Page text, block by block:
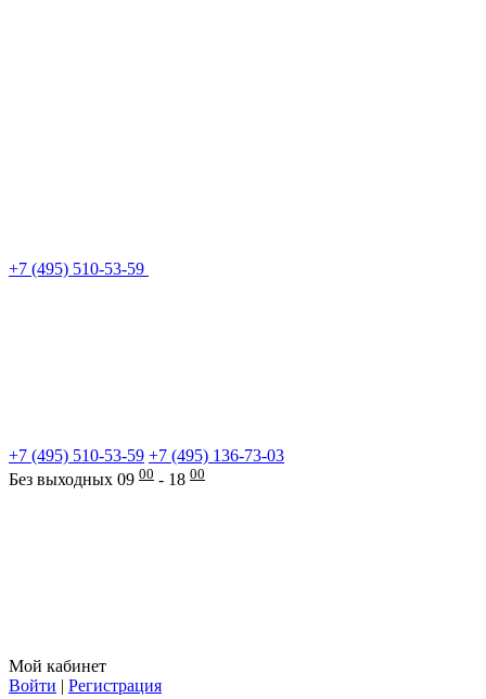
+7 (495) 510-53-59
+7 (495) 510-53-59 +7 (495) 136-73-03
Без выходных 09 00 - 18 00
Мой кабинет
Войти | Регистрация